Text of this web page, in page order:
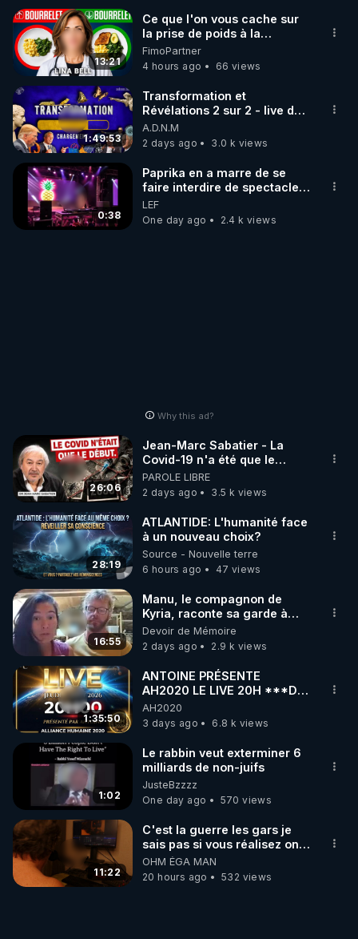
13:21
Ce que l'on vous cache sur
la prise de poids à la
ménopause
FimoPartner
4 hours ago
66 views
1:49:53
Transformation et
Révélations 2 sur 2 - live du
07/08/26
A.D.N.M
2 days ago
3.0 k views
0:38
Paprika en a marre de se
faire interdire de spectacle.
Elle décide donc de devenir
DJ !
LEF
One day ago
2.4 k views
Why this ad?
26:06
Jean-Marc Sabatier - La
Covid-19 n'a été que le
début - L'ARNm & l'ARNm-aa
jusqu où auront-t-il ?
PAROLE LIBRE
2 days ago
3.5 k views
28:19
ATLANTIDE: L'humanité face
à un nouveau choix?
Source - Nouvelle terre
6 hours ago
47 views
16:55
Manu, le compagnon de
Kyria, raconte sa garde à
vue musclée. PARTAGEZ!
Devoir de Mémoire
2 days ago
2.9 k views
1:35:50
ANTOINE PRÉSENTE
AH2020 LE LIVE 20H ***DU
06/08/2026***
AH2020
3 days ago
6.8 k views
1:02
Le rabbin veut exterminer 6
milliards de non-juifs
JusteBzzzz
One day ago
570 views
11:22
C'est la guerre les gars je
sais pas si vous réalisez on y
est !!!
OHM ÉGA MAN
20 hours ago
532 views